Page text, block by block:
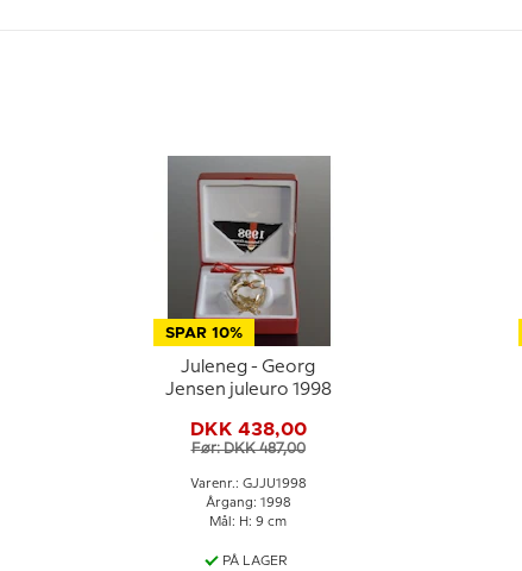
SPAR 10%
Juleneg - Georg
Jensen juleuro 1998
DKK 438,00
Før: DKK 487,00
Varenr.: GJJU1998
Årgang: 1998
Mål: H: 9 cm
PÅ LAGER